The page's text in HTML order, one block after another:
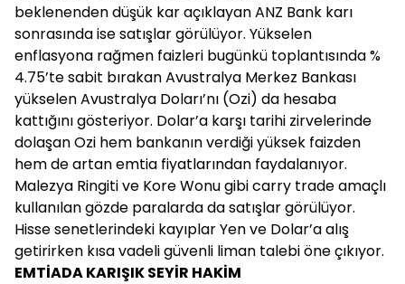
beklenenden düşük kar açıklayan ANZ Bank karı
sonrasında ise satışlar görülüyor. Yükselen
enflasyona rağmen faizleri bugünkü toplantısında %
4.75’te sabit bırakan Avustralya Merkez Bankası
yükselen Avustralya Doları’nı (Ozi) da hesaba
kattığını gösteriyor. Dolar’a karşı tarihi zirvelerinde
dolaşan Ozi hem bankanın verdiği yüksek faizden
hem de artan emtia fiyatlarından faydalanıyor.
Malezya Ringiti ve Kore Wonu gibi carry trade amaçlı
kullanılan gözde paralarda da satışlar görülüyor.
Hisse senetlerindeki kayıplar Yen ve Dolar’a alış
getirirken kısa vadeli güvenli liman talebi öne çıkıyor.
EMTİADA KARIŞIK SEYİR HAKİM